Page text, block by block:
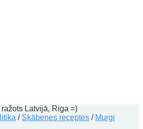
Latvijā, Riga =)
/ Skābenes receptes / Murgi